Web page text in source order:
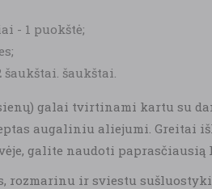
- 1 puokštė;
šaukštai.
galai tvirtinami kartu su
augaliniu aliejumi. Greitai
galite naudoti paprasčiausią
rozmarinu ir sviestu